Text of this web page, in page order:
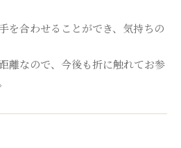
を合わせることができ、気持ちの
離なので、今後も折に触れてお参